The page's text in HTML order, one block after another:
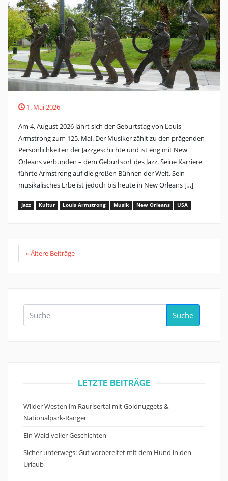
1. Mai 2026
Am 4. August 2026 jährt sich der Geburtstag von Louis
Armstrong zum 125. Mal. Der Musiker zählt zu den prägenden
Persönlichkeiten der Jazzgeschichte und ist eng mit New
Orleans verbunden – dem Geburtsort des Jazz. Seine Karriere
führte Armstrong auf die großen Bühnen der Welt. Sein
musikalisches Erbe ist jedoch bis heute in New Orleans […]
Jazz Kultur Louis Armstrong Musik New Orleans USA
« Ältere Beiträge
Suche
LETZTE BEITRÄGE
Wilder Westen im Raurisertal mit Goldnuggets &
Nationalpark-Ranger
Ein Wald voller Geschichten
Sicher unterwegs: Gut vorbereitet mit dem Hund in den
Urlaub